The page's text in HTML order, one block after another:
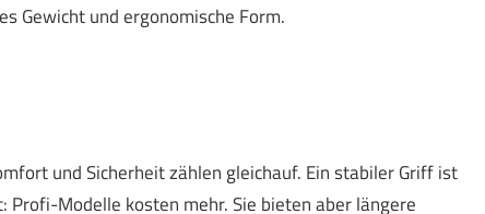
Gewicht und ergonomische Form.
und Sicherheit zählen gleichauf. Ein stabiler Griff ist
Modelle kosten mehr. Sie bieten aber längere